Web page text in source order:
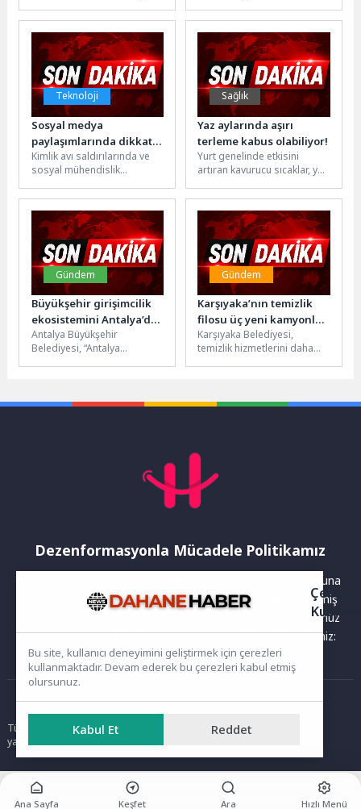
bir gün yaşattı. Etkinlikler
kapsamında
gerçekleştirilen...
Terkos Gölü ve Su
Medeniyetleri Müzesi’ni
ziyaret...
Teknoloji
Sosyal medya
paylaşımlarında dikkat
edilmesi gereken 10
nokta
Kimlik avı saldırılarında ve
sosyal mühendislik
yaşanırken sosyal medya
üzerinden yapılan aşırı
paylaşımlar...
Sağlık
Yaz aylarında aşırı
terleme kabus olabiliyor!
Yurt genelinde etkisini
artıran kavurucu sıcaklar, yaz
sorunlarından biri olan
aşırı...
Gündem
Büyükşehir girişimcilik
ekosistemini Antalya’da
buluşturdu
Antalya Büyükşehir
Belediyesi, “Antalya
dünyasını bir...
Gündem
Karşıyaka’nın temizlik
filosu üç yeni kamyonla
güçlendi
Karşıyaka Belediyesi,
temizlik hizmetlerini daha
Dezenformasyonla Mücadele Politikamız
Yayınlanan haberler doğruluk ilkesi gözetilerek hazırlanır. Buna
rağmen bazı içeriklerde eksik, hatalı veya güncelliğini yitirmiş
bilgiler bulunabilir.Yanlış veya yanıltıcı olduğunu düşündüğünüz
haberleri aşağıdaki iletişim kanallarından bize bildirebilirsiniz:
Ana Sayfa
Tüm hakları saklıdır. Sitede yer alan içerikler izinsiz kopyalanamaz,
yayımlanamaz ve kullanılamaz.
Ana Sayfa Keşfet Ara Hızlı Menü
Çerez
Bu site, kullanıcı deneyimini geliştirmek için çerezleri
kullanmaktadır. Devam ederek bu çerezleri kabul etmiş
olursunuz.
Kabul Et Reddet